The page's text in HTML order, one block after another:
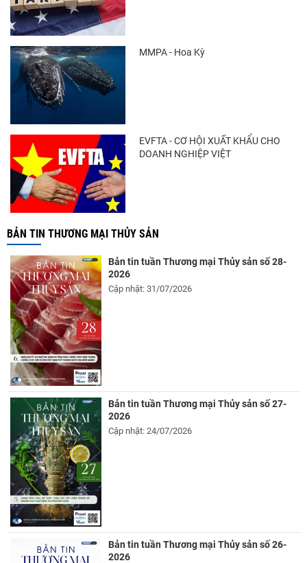
MMPA - Hoa Kỳ
EVFTA - CƠ HỘI XUẤT KHẨU CHO
DOANH NGHIỆP VIỆT
BẢN TIN THƯƠNG MẠI THỦY SẢN
Bản tin tuần Thương mại Thủy sản số 28-
2026
Cập nhật: 31/07/2026
Bản tin tuần Thương mại Thủy sản số 27-
2026
Cập nhật: 24/07/2026
Bản tin tuần Thương mại Thủy sản số 26-
2026